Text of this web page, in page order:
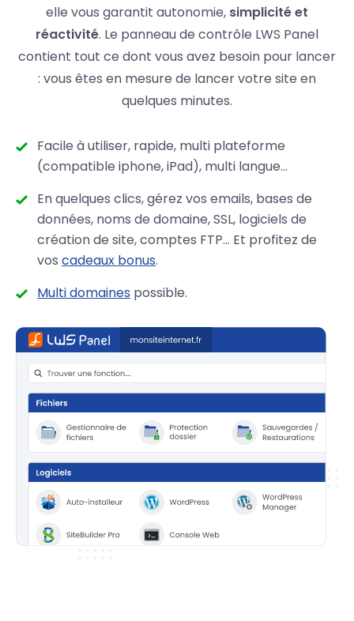
elle vous garantit autonomie, simplicité et
réactivité. Le panneau de contrôle LWS Panel
contient tout ce dont vous avez besoin pour lancer
: vous êtes en mesure de lancer votre site en
quelques minutes.
Facile à utiliser, rapide, multi plateforme
(compatible iphone, iPad), multi langue...
En quelques clics, gérez vos emails, bases de
données, noms de domaine, SSL, logiciels de
création de site, comptes FTP… Et profitez de
voscadeaux bonus.
Multi domaines possible.